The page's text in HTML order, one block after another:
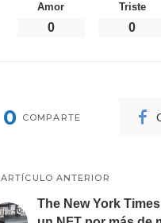
Amor
0
Triste
0
0 COMPARTE
ARTÍCULO ANTERIOR
The New York